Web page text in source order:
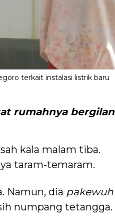
terkait instalasi listrik baru
rumahnya
kala malam tiba.
taram-temaram.
Namun, dia pakewuh
numpang tetangga.